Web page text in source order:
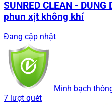
SUNRED CLEAN -
phun xịt không khí
Đang cập nhật
Minh bạch
7 lượt quét